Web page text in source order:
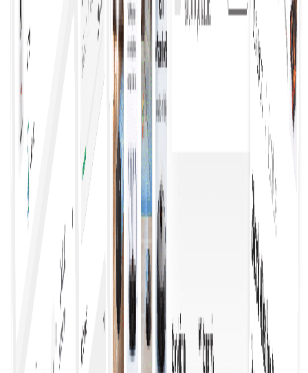
Schneller zur Kaufentscheidung
Erhöht die Effizienz und ermöglicht es Unternehmen,
Chancen schnell zu nutzen. Rationalisierte Prozesse,
klare Informationen und zugängliche Optionen
ermöglichen es Einkäufern, entschlossen und
selbstbewusst zu handeln.